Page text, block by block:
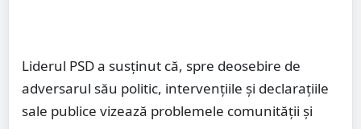
Liderul PSD a susținut că, spre deosebire de
adversarul său politic, intervențiile și declarațiile
sale publice vizează problemele comunității și